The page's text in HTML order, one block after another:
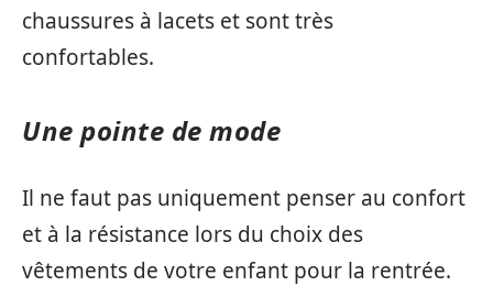
chaussures à lacets et sont très
confortables.
Une pointe de mode
Il ne faut pas uniquement penser au confort
et à la résistance lors du choix des
vêtements de votre enfant pour la rentrée.